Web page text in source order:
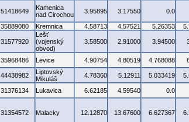
51418649
Kamenica
nad Cirochou
3.95895 3.17550 0.0
35889080 Kremnica 4.58713 4.57521 5.26353
31577920
Lešť
(vojenský
obvod)
3.58500 2.91000 3.94500
35968486 Levice 4.90754 4.80519 4.768088
44438982
Liptovský
Mikuláš
4.78360 5.12911 5.033419
31376134 Lukavica 6.62185 4.59540 0.0
31354572 Malacky 12.12870 13.67600 6.627367